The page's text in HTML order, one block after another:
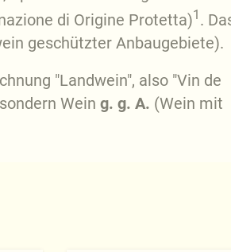
di Origine Protetta)1 .
geschützter Anbaugebiete).
"Landwein", also "Vin de
Wein g. g. A. (Wein mit